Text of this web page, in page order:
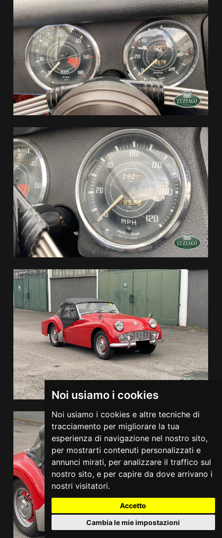
Noi usiamo i cookies
Noi usiamo i cookies e altre tecniche di
tracciamento per migliorare la tua
esperienza di navigazione nel nostro sito,
per mostrarti contenuti personalizzati e
annunci mirati, per analizzare il traffico sul
nostro sito, e per capire da dove arrivano i
nostri visitatori.
Accetto
Cambia le mie impostazioni